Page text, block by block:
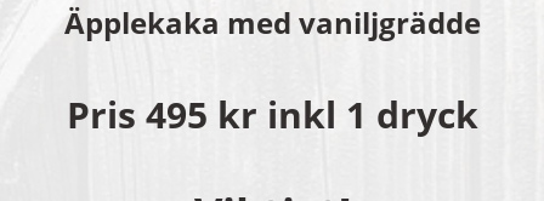
Äpplekaka med vaniljgrädde
Pris 495 kr inkl 1 dryck